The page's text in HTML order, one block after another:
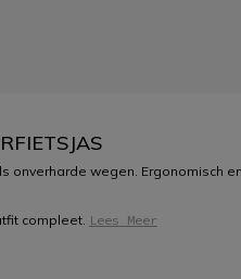
wegen. Ergonomisch
compleet. Lees Meer